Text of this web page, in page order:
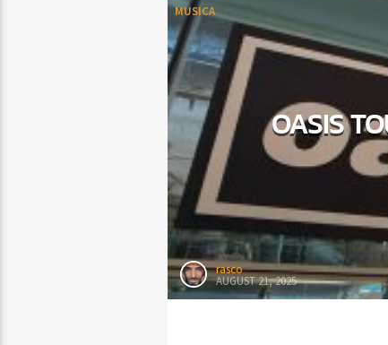
MUSICA
OASIS
rasco
AUGUST 21, 2025